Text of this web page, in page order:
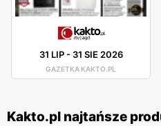
31 LIP- 31 SIE 2026
GAZETKA KAKTO.PL
Kakto.pl najtańsze